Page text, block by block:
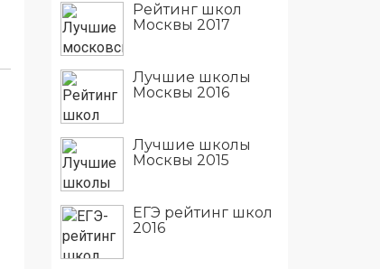
Рейтинг школ
Москвы 2017
Лучшие школы
Москвы 2016
Лучшие школы
Москвы 2015
ЕГЭ рейтинг школ
2016